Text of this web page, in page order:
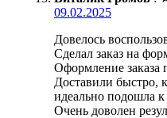
09.02.2025
Довелось
Сделал заказ на
Оформление заказа
Доставили быстро,
идеально подошла к
Очень доволен